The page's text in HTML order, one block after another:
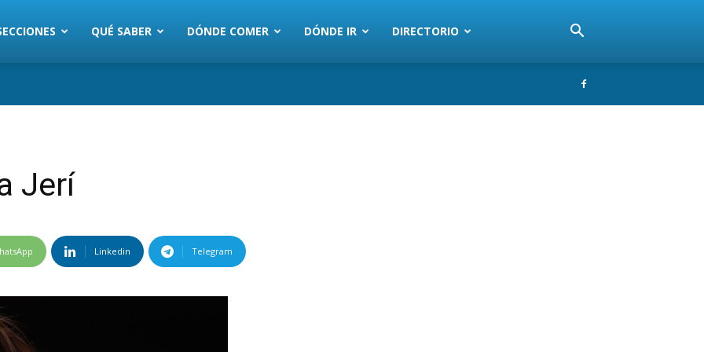
QUÉ SABER DÓNDE COMER DÓNDE IR DIRECTORIO
Jerí
Linkedin Telegram